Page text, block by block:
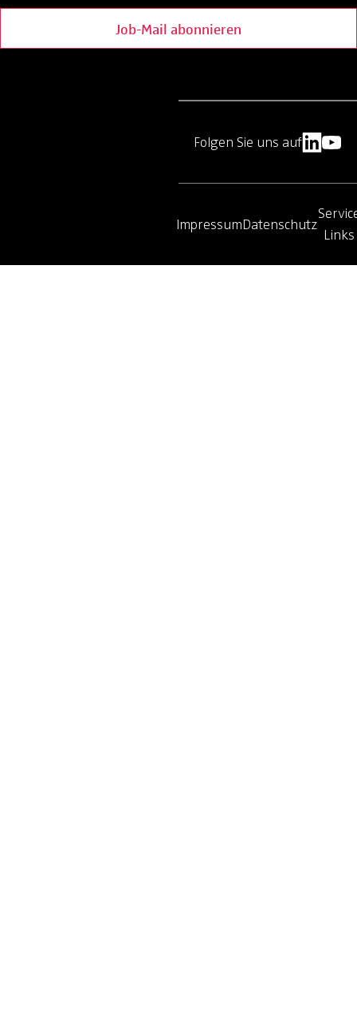
Job-Mail abonnieren
ImpressumDatenschutz
Links
Folgen Sie uns auf